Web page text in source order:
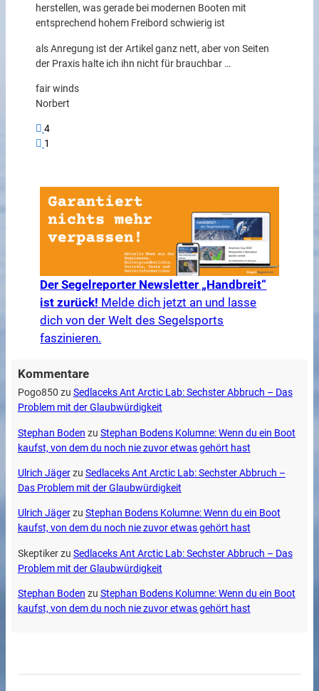
herstellen, was gerade bei modernen Booten mit
entsprechend hohem Freibord schwierig ist
als Anregung ist der Artikel ganz nett, aber von Seiten
der Praxis halte ich ihn nicht für brauchbar …
fair winds
Norbert
4
1
Der Segelreporter Newsletter „Handbreit“
ist zurück! Melde dich jetzt an und lasse
dich von der Welt des Segelsports
faszinieren.
Kommentare
Pogo850 zu Sedlaceks Ant Arctic Lab: Sechster Abbruch – Das
Problem mit der Glaubwürdigkeit
Stephan Boden zu Stephan Bodens Kolumne: Wenn du ein Boot
kaufst, von dem du noch nie zuvor etwas gehört hast
Ulrich Jägerzu Sedlaceks Ant Arctic Lab: Sechster Abbruch –
Das Problem mit der Glaubwürdigkeit
Ulrich Jägerzu Stephan Bodens Kolumne: Wenn du ein Boot
kaufst, von dem du noch nie zuvor etwas gehört hast
Skeptikerzu Sedlaceks Ant Arctic Lab: Sechster Abbruch – Das
Problem mit der Glaubwürdigkeit
Stephan Boden zu Stephan Bodens Kolumne: Wenn du ein Boot
kaufst, von dem du noch nie zuvor etwas gehört hast